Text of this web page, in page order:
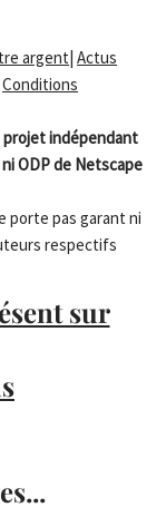
argent| Actus
Conditions
projet indépendant
ODP de Netscape
porte pas garant ni
respectifs
sur